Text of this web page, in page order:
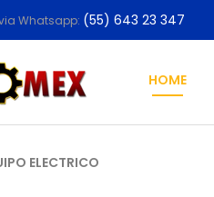
Whatsapp: (55) 643 23 347
HOME
ELECTRICO